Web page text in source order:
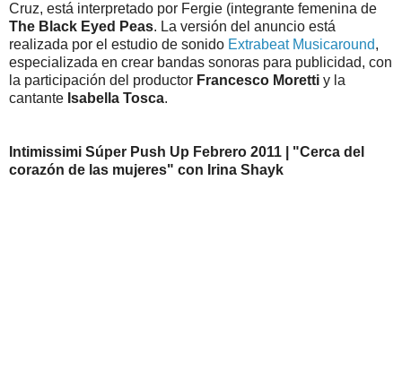
Cruz, está interpretado por Fergie (integrante femenina de
The Black Eyed Peas. La versión del anuncio está
realizada por el estudio de sonido Extrabeat Musicaround,
especializada en crear bandas sonoras para publicidad, con
la participación del productor Francesco Moretti y la
cantante Isabella Tosca.
Intimissimi Súper Push Up Febrero 2011 | "Cerca del
corazón de las mujeres" con Irina Shayk